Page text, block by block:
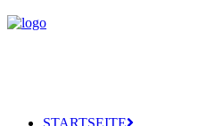
STARTSEITE